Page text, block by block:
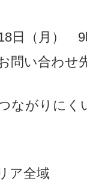
日（月） 9
い合わせ
ながりに
ア全域